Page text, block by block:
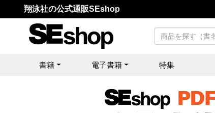
翔泳社の公式通販SEshop
書籍 電子書籍 特集